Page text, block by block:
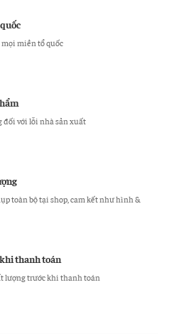
miền tổ quốc
đối với lỗi nhà sản xuất
toàn bộ tại shop, cam kết như hình &
thanh toán
lượng trước khi thanh toán